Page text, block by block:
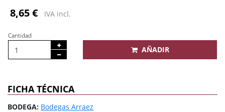
8,65 €
IVA incl.
Cantidad
AÑADIR
FICHA TÉCNICA
BODEGA: Bodegas Arraez